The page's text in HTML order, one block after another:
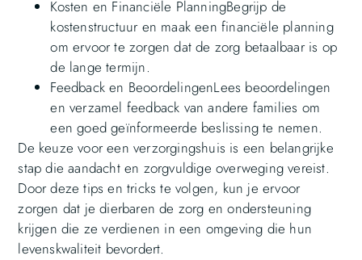
Kosten en Financiële PlanningBegrijp de
kostenstructuur en maak een financiële planning
om ervoor te zorgen dat de zorg betaalbaar is op
de lange termijn.
Feedback en BeoordelingenLees beoordelingen
en verzamel feedback van andere families om
een goed geïnformeerde beslissing te nemen.
De keuze voor een verzorgingshuis is een belangrijke
stap die aandacht en zorgvuldige overweging vereist.
Door deze tips en tricks te volgen, kun je ervoor
zorgen dat je dierbaren de zorg en ondersteuning
krijgen die ze verdienen in een omgeving die hun
levenskwaliteit bevordert.